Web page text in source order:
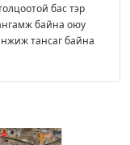
бас тэр
байна оюу
тансаг байна